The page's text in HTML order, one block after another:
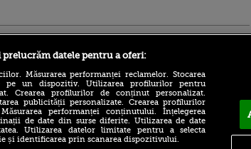
Adrian Mihalcea, discurs
incredibil înainte de UTA -
datele pentru a oferi:
Măsurarea performanței reclamelor. Stocarea
pe un dispozitiv. Utilizarea profilurilor pentru
Crearea profilurilor de conținut personalizat.
publicității personalizate. Crearea profilurilor
performanței conținutului. Înțelegerea
de date din surse diferite. Utilizarea de date
Utilizarea datelor limitate pentru a selecta
și identificarea prin scanarea dispozitivului.